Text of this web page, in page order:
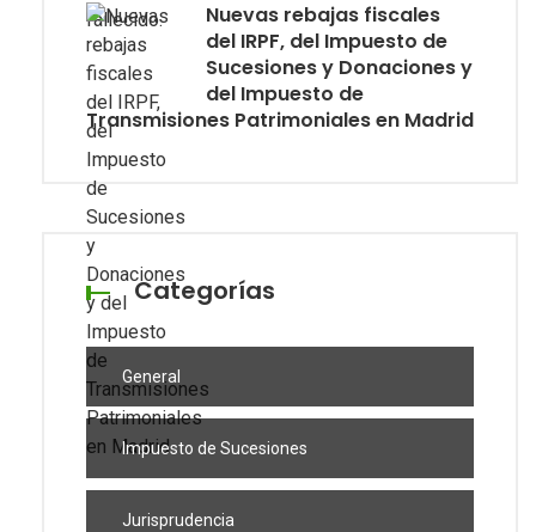
Nuevas rebajas fiscales
del IRPF, del Impuesto de
Sucesiones y Donaciones y
del Impuesto de
Transmisiones Patrimoniales en Madrid
Categorías
General
Impuesto de Sucesiones
Jurisprudencia